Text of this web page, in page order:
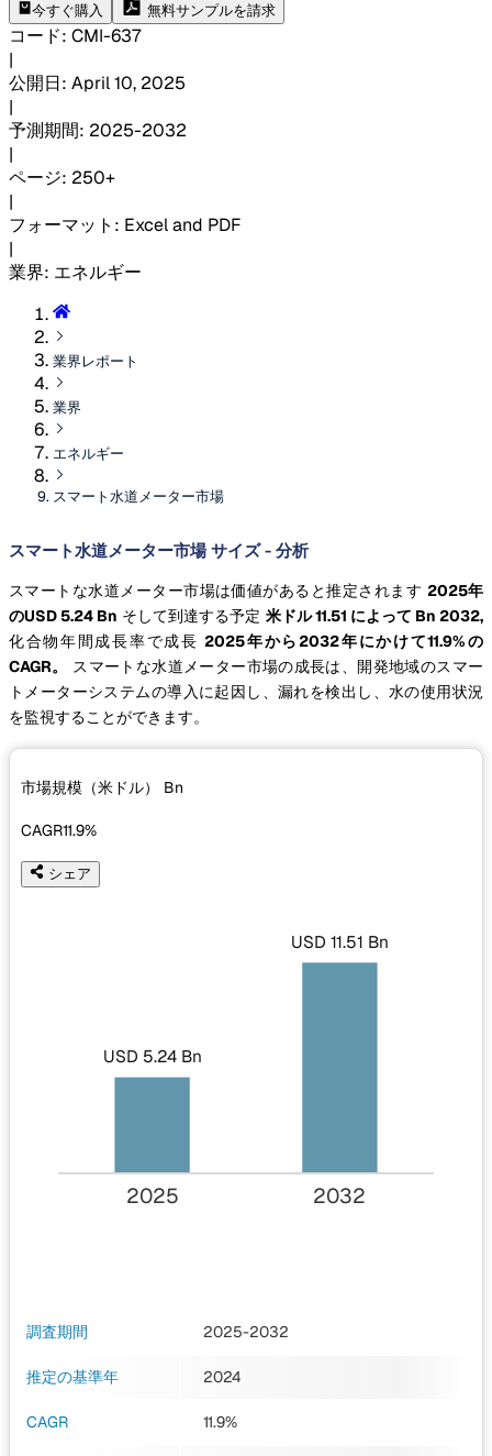
今すぐ購入 無料サンプルを請求
コード: CMI-637
|
公開日: April 10, 2025
|
予測期間: 2025-2032
|
ページ: 250+
|
フォーマット : Excel and PDF
|
業界: エネルギー
業界レポート
業界
エネルギー
スマート水道メーター市場
スマート水道メーター市場 サイズ - 分析
スマートな水道メーター市場は価値があると推定されます 2025年
のUSD 5.24 Bn そして到達する予定 米ドル 11.51 によって Bn 2032,
化合物年間成長率で成長2025年から2032年にかけて11.9%の
CAGR。
スマートな水道メーター市場の成長は、開発地域のスマー
トメーターシステムの導入に起因し、漏れを検出し、水の使用状況
を監視することができます。
市場規模（米ドル） Bn
CAGR11.9%
シェア
USD 5.24 Bn
USD 11.51 Bn
2025 2032
調査期間 2025-2032
推定の基準年 2024
CAGR 11.9%